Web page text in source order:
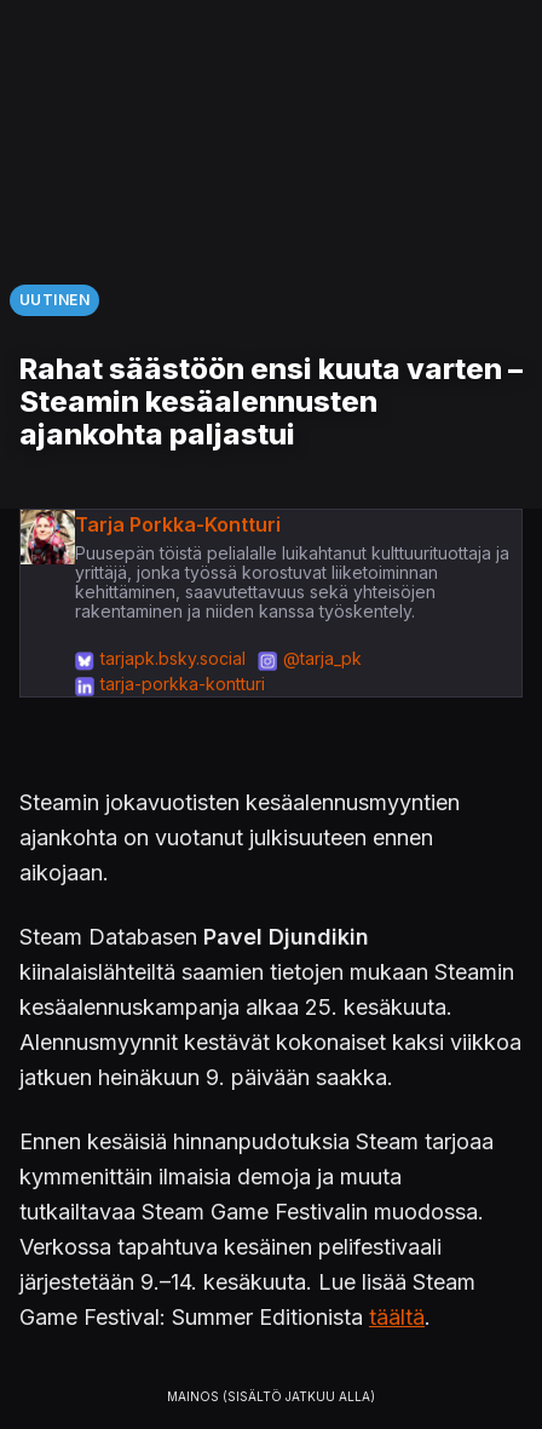
UUTINEN
Rahat säästöön ensi kuuta varten –
Steamin kesäalennusten
ajankohta paljastui
Tarja Porkka-Kontturi
Puusepän töistä pelialalle luikahtanut kulttuurituottaja ja
yrittäjä, jonka työssä korostuvat liiketoiminnan
kehittäminen, saavutettavuus sekä yhteisöjen
rakentaminen ja niiden kanssa työskentely.
tarjapk.bsky.social
@tarja_pk
tarja-porkka-kontturi
Steamin jokavuotisten kesäalennusmyyntien
ajankohta on vuotanut julkisuuteen ennen
aikojaan.
Steam Databasen Pavel Djundikin
kiinalaislähteiltä saamien tietojen mukaan Steamin
kesäalennuskampanja alkaa 25. kesäkuuta.
Alennusmyynnit kestävät kokonaiset kaksi viikkoa
jatkuen heinäkuun 9. päivään saakka.
Ennen kesäisiä hinnanpudotuksia Steam tarjoaa
kymmenittäin ilmaisia demoja ja muuta
tutkailtavaa Steam Game Festivalin muodossa.
Verkossa tapahtuva kesäinen pelifestivaali
järjestetään 9.–14. kesäkuuta. Lue lisää Steam
Game Festival: Summer Editionista täältä.